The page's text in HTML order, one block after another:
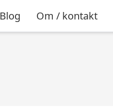
Blog Om / kontakt